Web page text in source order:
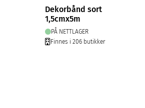
Dekorbånd sort
1,5cmx5m
PÅ NETTLAGER
Finnes i 206 butikker